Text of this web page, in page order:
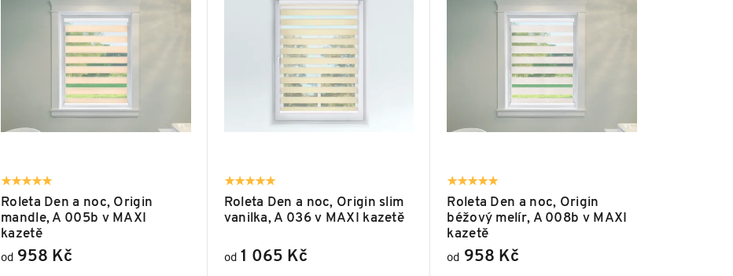
Roleta Den a noc, Origin
mandle, A 005b v MAXI
kazetě
od 958 Kč
Roleta Den a noc, Origin slim
vanilka, A 036 v MAXI kazetě
od1 065 Kč
Roleta Den a noc, Origin
béžový melír, A 008b v MAXI
kazetě
od 958 Kč